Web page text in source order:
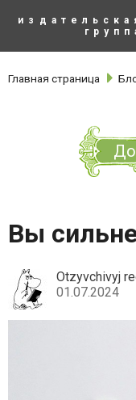
основному весь
Главная страница
Вы
Otzyvchivyj
01.07.2024